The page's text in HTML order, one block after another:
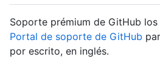
Soporte prémium de GitHub
Portal de soporte de GitHub
por escrito, en inglés.